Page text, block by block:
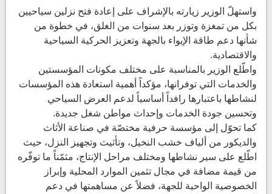
واستهلّ الوزير زيارته بالإشراف على إعادة فتح نزلين سياحيين
بكل من تمغزة وتوزر بعد سنوات من الغلق، في خطوة من
شأنها دعم طاقة الإيواء بالجهة وتعزيز الحركية السياحية
والاقتصادية.
واطّلع الوزير بالمناسبة على مختلف مكونات المؤسستين
والخدمات التي توفرانها، مؤكداً أهمية استعادة هذه المؤسسات
لنشاطها باعتبارها رافداً أساسياً لدعم العرض السياحي
وتحسين جودة الخدمات وإحداث مواطن شغل جديدة.
كما تحوّل إلى مؤسسة حرفية مختصّة في صناعة الأثاث
والديكور من ألياف خشب النخيل، وتأثيث وتجهيز النزل، حيث
اطّلع على سير نشاطها ومختلف مراحل الإنتاج، مثمّناً ما توفّره
من قيمة مضافة في مجال تثمين الموارد المحلية وإبراز
الخصوصية الواحية للجهة، فضلاً عن مساهمتها في دعم